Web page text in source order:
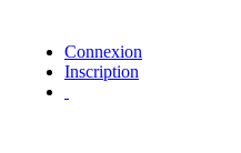
Connexion
Inscription